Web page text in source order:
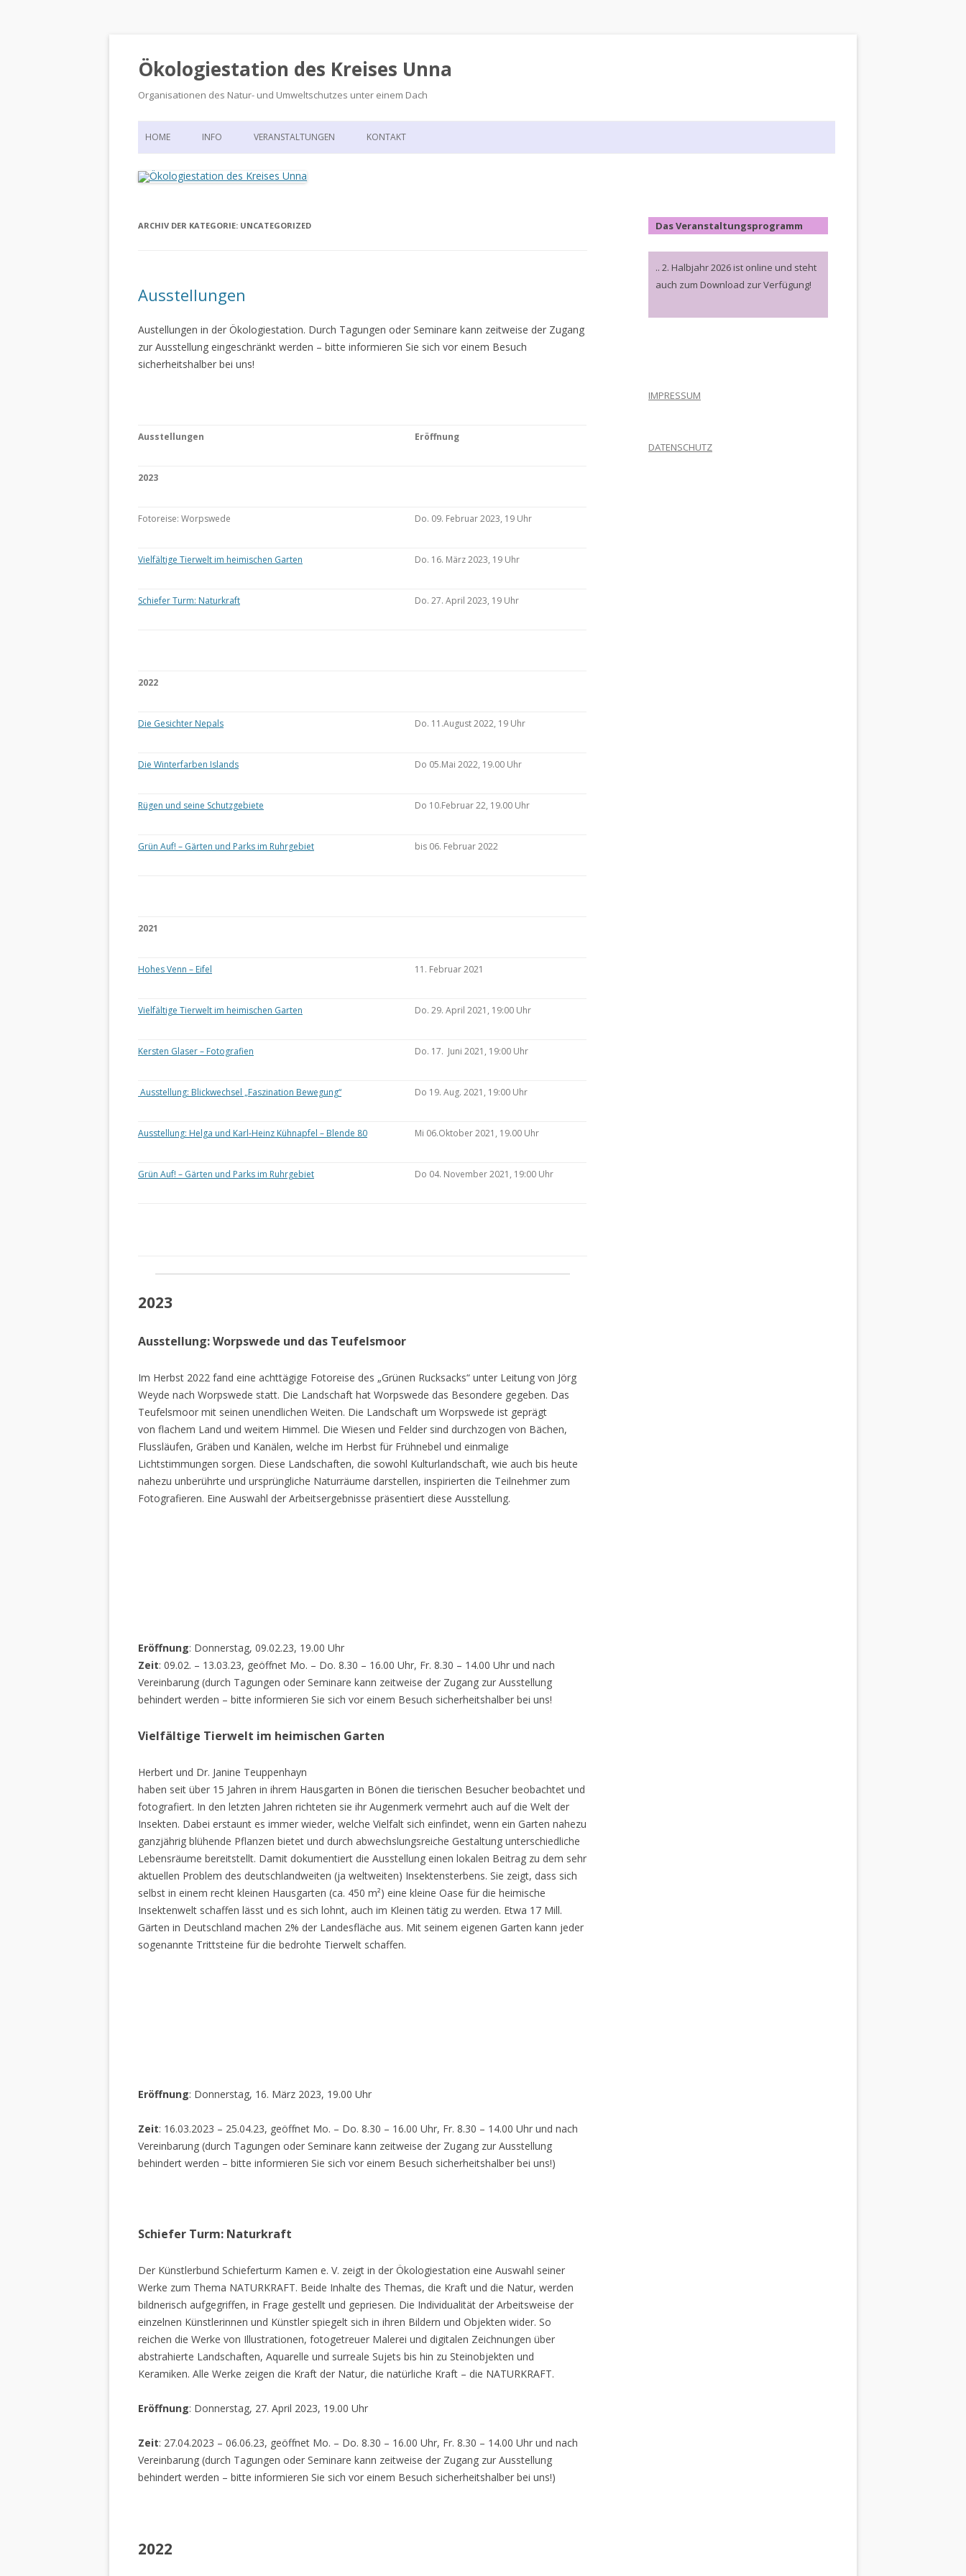
Ökologiestation des Kreises Unna
Organisationen des Natur- und Umweltschutzes unter einem Dach
Zum
HOME INFO VERANSTALTUNGEN KONTAKT
ARCHIV DER KATEGORIE: UNCATEGORIZED
Ausstellungen
Austellungen in der Ökologiestation. Durch Tagungen oder Seminare kann zeitweise der Zugang
zur Ausstellung eingeschränkt werden – bitte informieren Sie sich vor einem Besuch
sicherheitshalber bei uns!
Ausstellungen Eröffnung
2023
Fotoreise: Worpswede Do. 09. Februar 2023, 19 Uhr
Vielfältige Tierwelt im heimischen Garten Do. 16. März 2023, 19 Uhr
Schiefer Turm: Naturkraft Do. 27. April 2023, 19 Uhr
2022
Die Gesichter Nepals Do. 11.August 2022, 19 Uhr
Die Winterfarben Islands Do 05.Mai 2022, 19.00 Uhr
Rügen und seine Schutzgebiete Do 10.Februar 22, 19.00 Uhr
Grün Auf! – Gärten und Parks im Ruhrgebiet bis 06. Februar 2022
2021
Hohes Venn – Eifel 11. Februar 2021
Vielfältige Tierwelt im heimischen Garten Do. 29. April 2021, 19:00 Uhr
Kersten Glaser – Fotografien Do. 17. Juni 2021, 19:00 Uhr
Ausstellung: Blickwechsel „Faszination Bewegung“ Do 19. Aug. 2021, 19:00 Uhr
Ausstellung: Helga und Karl-Heinz Kühnapfel – Blende 80 Mi 06.Oktober 2021, 19.00 Uhr
Grün Auf! – Gärten und Parks im Ruhrgebiet Do 04. November 2021, 19:00 Uhr
2023
Ausstellung: Worpswede und das Teufelsmoor
Im Herbst 2022 fand eine achttägige Fotoreise des „Grünen Rucksacks“ unter Leitung von Jörg
Weyde nach Worpswede statt. Die Landschaft hat Worpswede das Besondere gegeben. Das
Teufelsmoor mit seinen unendlichen Weiten. Die Landschaft um Worpswede ist geprägt
von flachem Land und weitem Himmel. Die Wiesen und Felder sind durchzogen von Bächen,
Flussläufen, Gräben und Kanälen, welche im Herbst für Frühnebel und einmalige
Lichtstimmungen sorgen. Diese Landschaften, die sowohl Kulturlandschaft, wie auch bis heute
nahezu unberührte und ursprüngliche Naturräume darstellen, inspirierten die Teilnehmer zum
Fotografieren. Eine Auswahl der Arbeitsergebnisse präsentiert diese Ausstellung.
Eröffnung: Donnerstag, 09.02.23, 19.00 Uhr
Zeit: 09.02. – 13.03.23, geöffnet Mo. – Do. 8.30 – 16.00 Uhr, Fr. 8.30 – 14.00 Uhr und nach
Vereinbarung (durch Tagungen oder Seminare kann zeitweise der Zugang zur Ausstellung
behindert werden – bitte informieren Sie sich vor einem Besuch sicherheitshalber bei uns!
Vielfältige Tierwelt im heimischen Garten
Herbert und Dr. Janine Teuppenhayn
haben seit über 15 Jahren in ihrem Hausgarten in Bönen die tierischen Besucher beobachtet und
fotografiert. In den letzten Jahren richteten sie ihr Augenmerk vermehrt auch auf die Welt der
Insekten. Dabei erstaunt es immer wieder, welche Vielfalt sich einfindet, wenn ein Garten nahezu
ganzjährig blühende Pflanzen bietet und durch abwechslungsreiche Gestaltung unterschiedliche
Lebensräume bereitstellt. Damit dokumentiert die Ausstellung einen lokalen Beitrag zu dem sehr
aktuellen Problem des deutschlandweiten (ja weltweiten) Insektensterbens. Sie zeigt, dass sich
selbst in einem recht kleinen Hausgarten (ca. 450 m²) eine kleine Oase für die heimische
Insektenwelt schaffen lässt und es sich lohnt, auch im Kleinen tätig zu werden. Etwa 17 Mill.
Gärten in Deutschland machen 2% der Landesfläche aus. Mit seinem eigenen Garten kann jeder
sogenannte Trittsteine für die bedrohte Tierwelt schaffen.
Eröffnung: Donnerstag, 16. März 2023, 19.00 Uhr
Zeit: 16.03.2023 – 25.04.23, geöffnet Mo. – Do. 8.30 – 16.00 Uhr, Fr. 8.30 – 14.00 Uhr und nach
Vereinbarung (durch Tagungen oder Seminare kann zeitweise der Zugang zur Ausstellung
behindert werden – bitte informieren Sie sich vor einem Besuch sicherheitshalber bei uns!)
Schiefer Turm: Naturkraft
Der Künstlerbund Schieferturm Kamen e. V. zeigt in der Ökologiestation eine Auswahl seiner
Werke zum Thema NATURKRAFT. Beide Inhalte des Themas, die Kraft und die Natur, werden
bildnerisch aufgegriffen, in Frage gestellt und gepriesen. Die Individualität der Arbeitsweise der
einzelnen Künstlerinnen und Künstler spiegelt sich in ihren Bildern und Objekten wider. So
reichen die Werke von Illustrationen, fotogetreuer Malerei und digitalen Zeichnungen über
abstrahierte Landschaften, Aquarelle und surreale Sujets bis hin zu Steinobjekten und
Keramiken. Alle Werke zeigen die Kraft der Natur, die natürliche Kraft – die NATURKRAFT.
Eröffnung: Donnerstag, 27. April 2023, 19.00 Uhr
Zeit: 27.04.2023 – 06.06.23, geöffnet Mo. – Do. 8.30 – 16.00 Uhr, Fr. 8.30 – 14.00 Uhr und nach
Vereinbarung (durch Tagungen oder Seminare kann zeitweise der Zugang zur Ausstellung
behindert werden – bitte informieren Sie sich vor einem Besuch sicherheitshalber bei uns!)
2022
Das Veranstaltungsprogramm
.. 2. Halbjahr 2026 ist online und steht
auch zum Download zur Verfügung!
IMPRESSUM
DATENSCHUTZ